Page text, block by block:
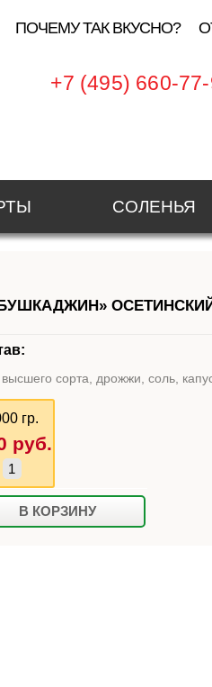
ПОЧЕМУ ТАК ВКУСНО?
+7 (495) 660-
СОЛЕНЬЯ
сорта, дрожжи, соль,
гр.
руб.
В КОРЗИНУ